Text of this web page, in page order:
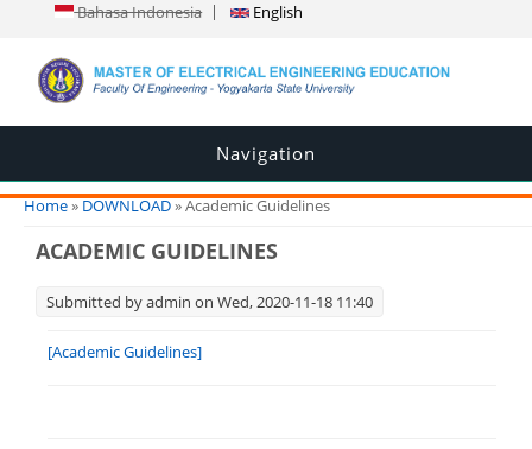
Bahasa Indonesia English
Navigation
You are here
Home» DOWNLOAD» Academic Guidelines
ACADEMIC GUIDELINES
Submitted byadmin on Wed, 2020-11-18 11:40
[Academic Guidelines]